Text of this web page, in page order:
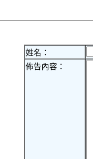
姓名：
佈告內容：